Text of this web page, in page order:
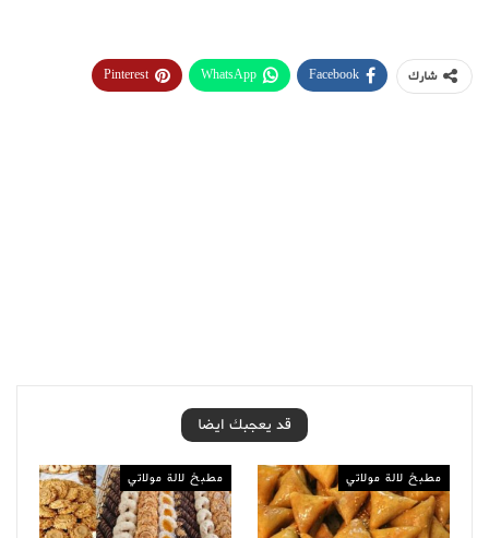
شارك Facebook
WhatsApp
Pinterest
قد يعجبك ايضا
مطبخ لالة مولاتي مطبخ لالة مولاتي